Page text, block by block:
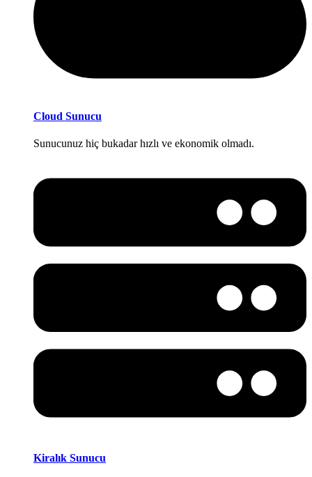
Cloud Sunucu
Sunucunuz hiç bukadar hızlı ve ekonomik olmadı.
Kiralık Sunucu